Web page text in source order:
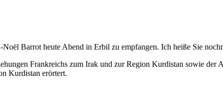
Barrot heute Abend in Erbil zu empfangen. Ich heiße Sie
Frankreichs zum Irak und zur Region Kurdistan sowie der
Kurdistan erörtert.